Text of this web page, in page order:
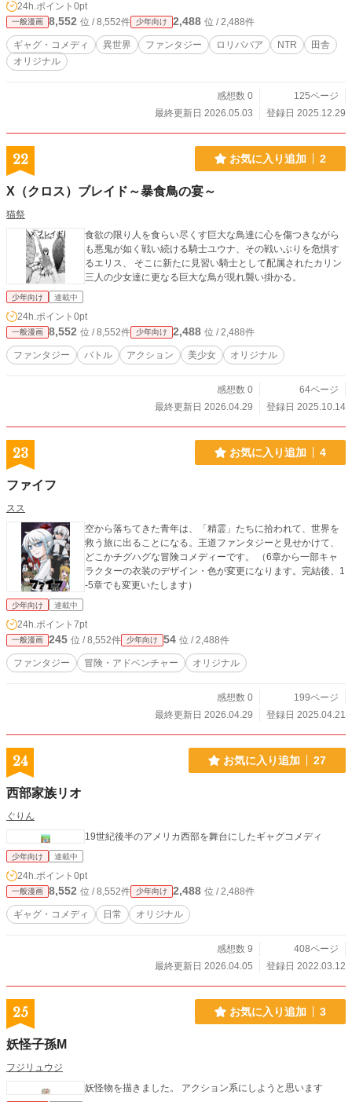
24h.ポイント 0pt
一般漫画 8,552 位 / 8,552件 少年向け 2,488 位 / 2,488件
ギャグ・コメディ 異世界 ファンタジー ロリババア NTR
田舎
オリジナル
感想数 0
125ページ
最終更新日 2026.05.03
登録日 2025.12.29
22 お気に入り追加 2
X（クロス）ブレイド～暴食鳥の宴～
猫祭
食欲の限り人を食らい尽くす巨大な鳥達に心を傷つきながら
も悪鬼が如く戦い続ける騎士ユウナ、その戦いぶりを危惧す
るエリス、 そこに新たに見習い騎士として配属されたカリン
三人の少女達に更なる巨大な鳥が現れ襲い掛かる。
少年向け 連載中
24h.ポイント 0pt
一般漫画 8,552 位 / 8,552件 少年向け 2,488 位 / 2,488件
ファンタジー バトル アクション 美少女 オリジナル
感想数 0
64ページ
最終更新日 2026.04.29
登録日 2025.10.14
23 お気に入り追加 4
ファイフ
スス
空から落ちてきた青年は、「精霊」たちに拾われて、世界を
救う旅に出ることになる。王道ファンタジーと見せかけて、
どこかチグハグな冒険コメディーです。 （6章から一部キャ
ラクターの衣装のデザイン・色が変更になります。完結後、1
-5章でも変更いたします）
少年向け 連載中
24h.ポイント 7pt
一般漫画 245 位 / 8,552件 少年向け 54 位 / 2,488件
ファンタジー 冒険・アドベンチャー オリジナル
感想数 0
199ページ
最終更新日 2026.04.29
登録日 2025.04.21
24 お気に入り追加 27
西部家族リオ
ぐりん
19世紀後半のアメリカ西部を舞台にしたギャグコメディ
少年向け 連載中
24h.ポイント 0pt
一般漫画 8,552 位 / 8,552件 少年向け 2,488 位 / 2,488件
ギャグ・コメディ 日常 オリジナル
感想数 9
408ページ
最終更新日 2026.04.05
登録日 2022.03.12
25 お気に入り追加 3
妖怪子孫M
フジリュウジ
妖怪物を描きました。 アクション系にしようと思います